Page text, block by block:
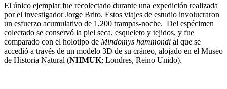
El único ejemplar fue recolectado durante una expedición realizada
por el investigador Jorge Brito. Estos viajes de estudio involucraron
un esfuerzo acumulativo de 1,200 trampas-noche. Del espécimen
colectado se conservó la piel seca, esqueleto y tejidos, y fue
comparado con el holotipo de Mindomys hammondi al que se
accedió a través de un modelo 3D de su cráneo, alojado en el Museo
de Historia Natural (NHMUK; Londres, Reino Unido).